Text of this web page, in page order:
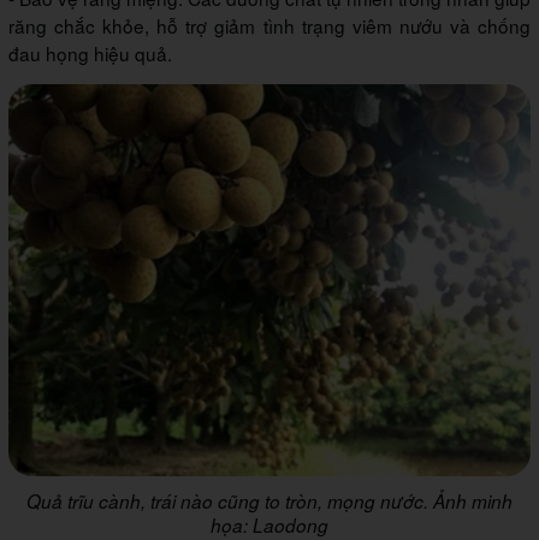
răng chắc khỏe, hỗ trợ giảm tình trạng viêm nướu và chống
đau họng hiệu quả.
Quả trĩu cành, trái nào cũng to tròn, mọng nước. Ảnh minh
họa: Laodong